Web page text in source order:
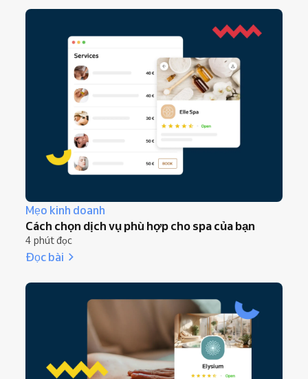
Mẹo kinh doanh
Cách chọn dịch vụ phù hợp cho spa của bạn
4 phút đọc
Đọc bài